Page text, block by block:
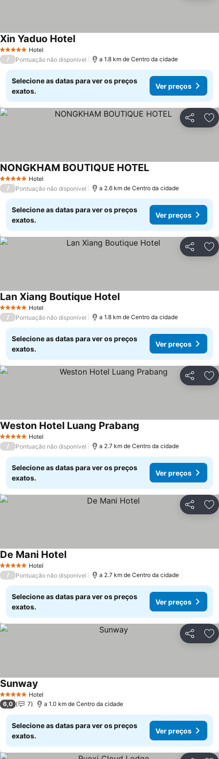
5 Estrelas Hotel
Xin Yaduo HotelVer preços
/ Pontuação não disponível a 1.8 km de Centro da cidade
Selecione as datas para ver os preços
exatos.
Ver preços
Partilhar
5 Estrelas Hotel
NONGKHAM BOUTIQUE HOTELVer preços
/ Pontuação não disponível a 2.6 km de Centro da cidade
Selecione as datas para ver os preços
exatos.
Ver preços
Partilhar
5 Estrelas Hotel
Lan Xiang Boutique HotelVer preços
/ Pontuação não disponível a 1.8 km de Centro da cidade
Selecione as datas para ver os preços
exatos.
Ver preços
Partilhar
5 Estrelas Hotel
Weston Hotel Luang Prabang
/ Pontuação não disponível a 2.7 km de Centro da cidade
Selecione as datas para ver os preços
exatos.
Ver preços
Partilhar
5 Estrelas Hotel
De Mani HotelVer preços
/ Pontuação não disponível a 2.7 km de Centro da cidade
Selecione as datas para ver os preços
exatos.
Ver preços
Partilhar
5 Estrelas Hotel
Sunway
6,0 7 a 1.0 km de Centro da cidade
Selecione as datas para ver os preços
exatos.
Ver preços